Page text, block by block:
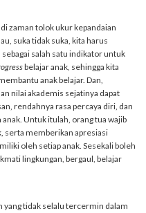
zaman tolok ukur kepandaian
suka tidak suka, kita harus
salah satu indikator untuk
belajar anak, sehingga kita
anak belajar. Dan,
nilai akademis sejatinya dapat
rendahnya rasa percaya diri, dan
Untuk itulah, orang tua wajib
serta memberikan apresiasi
oleh setiap anak. Sesekali boleh
lingkungan, bergaul, belajar
yang tidak selalu tercermin dalam